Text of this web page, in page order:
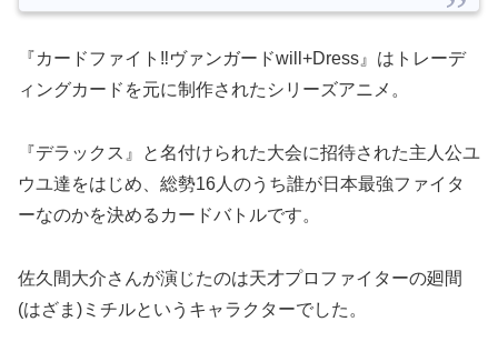
『カードファイト‼ヴァンガードwill+Dress』はトレーデ
ィングカードを元に制作されたシリーズアニメ。
『デラックス』と名付けられた大会に招待された主人公ユ
ウユ達をはじめ、総勢16人のうち誰が日本最強ファイタ
ーなのかを決めるカードバトルです。
佐久間大介さんが演じたのは天才プロファイターの廻間
(はざま)ミチルというキャラクターでした。